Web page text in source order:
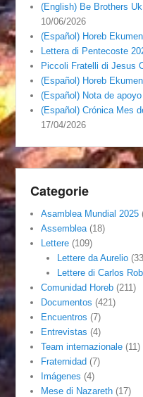
(English) Be Brothers
10/06/2026
(Español) Horeb
Lettera di Pentecoste
Piccoli Fratelli di Jesus
(Español) Horeb
(Español) Nota de
(Español) Crónica Mes
17/04/2026
Categorie
Asamblea Mundial 2025
Assemblea (18)
Lettere (109)
Lettere da Aurelio
Lettere di Carlos
Comunidad Horeb (211)
Documentos (421)
Encuentros (7)
Entrevistas (4)
Team internazionale (11)
Fraternidad (7)
Imágenes (4)
Mese di Nazareth (17)